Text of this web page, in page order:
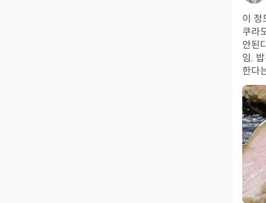
이 정
쿠라
안된
임.
한다